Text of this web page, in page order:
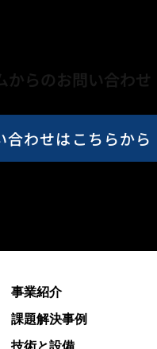
からのお問い合わせ
合わせはこちらから
事業紹介
課題解決事例